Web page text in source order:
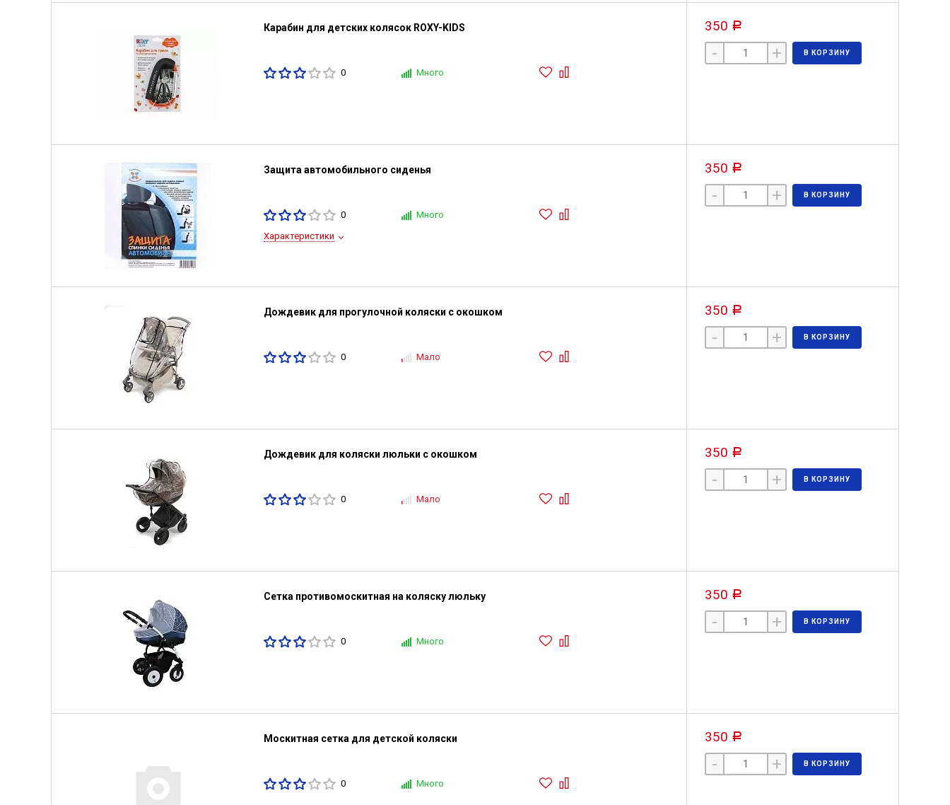
Карабин для детских колясок ROXY-KIDS
0 Много
350 Р
- + В КОРЗИНУ
Защита автомобильного сиденья
0
Много
Характеристики
350 Р
- + В КОРЗИНУ
Дождевик для прогулочной коляски с окошком
0 Мало
350 Р
- + В КОРЗИНУ
Дождевик для коляски люльки с окошком
0 Мало
350 Р
- + В КОРЗИНУ
Сетка противомоскитная на коляску люльку
0 Много
350 Р
- + В КОРЗИНУ
Москитная сетка для детской коляски
0 Много
350 Р
- + В КОРЗИНУ